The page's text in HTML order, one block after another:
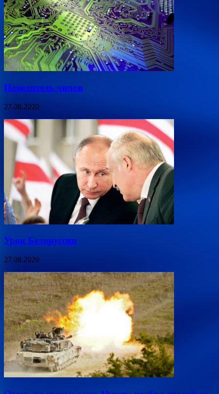
Повелитель чипов
27.08.2020
Урок Белоруссии
27.08.2020